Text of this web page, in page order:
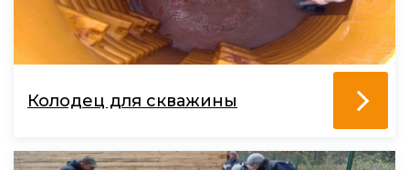
Колодец для скважины